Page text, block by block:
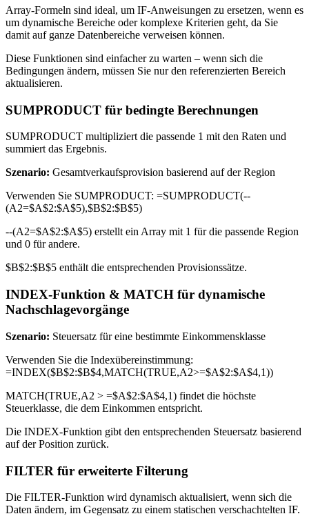
Array-Formeln sind ideal, um IF-Anweisungen zu ersetzen, wenn es
um dynamische Bereiche oder komplexe Kriterien geht, da Sie
damit auf ganze Datenbereiche verweisen können.
Diese Funktionen sind einfacher zu warten – wenn sich die
Bedingungen ändern, müssen Sie nur den referenzierten Bereich
aktualisieren.
SUMPRODUCT für bedingte Berechnungen
SUMPRODUCT multipliziert die passende 1 mit den Raten und
summiert das Ergebnis.
Szenario: Gesamtverkaufsprovision basierend auf der Region
Verwenden Sie SUMPRODUCT: =SUMPRODUCT(--
(A2=$A$2:$A$5),$B$2:$B$5)
--(A2=$A$2:$A$5) erstellt ein Array mit 1 für die passende Region
und 0 für andere.
$B$2:$B$5 enthält die entsprechenden Provisionssätze.
INDEX-Funktion & MATCH für dynamische
Nachschlagevorgänge
Szenario: Steuersatz für eine bestimmte Einkommensklasse
Verwenden Sie die Indexübereinstimmung:
=INDEX($B$2:$B$4,MATCH(TRUE,A2>=$A$2:$A$4,1))
MATCH(TRUE,A2 > =$A$2:$A$4,1) findet die höchste
Steuerklasse, die dem Einkommen entspricht.
Die INDEX-Funktion gibt den entsprechenden Steuersatz basierend
auf der Position zurück.
FILTER für erweiterte Filterung
Die FILTER-Funktion wird dynamisch aktualisiert, wenn sich die
Daten ändern, im Gegensatz zu einem statischen verschachtelten IF.